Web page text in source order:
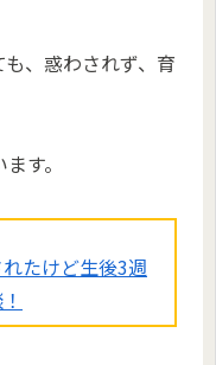
、惑わされず、育
す。
たけど生後3週